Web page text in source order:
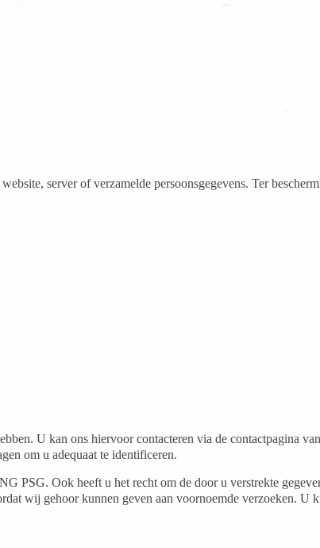
server of verzamelde persoonsgegevens. Ter
U kan ons hiervoor contacteren via de contactpagina
om u adequaat te identificeren.
PSG. Ook heeft u het recht om de door u verstrekte
wij gehoor kunnen geven aan voornoemde verzoeken. U